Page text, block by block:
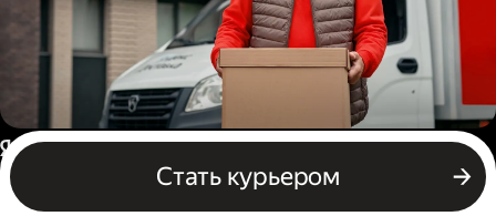
Водитель грузового авто
Стать курьером
Россия
Бизнесу